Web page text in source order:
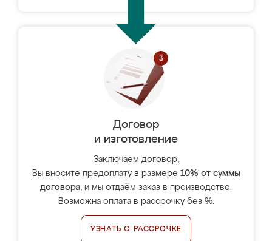
Договор
и изготовление
Заключаем договор,
Вы вносите предоплату в размере 10% от суммы
договора, и мы отдаём заказ в производство.
Возможна оплата в рассрочку без %.
УЗНАТЬ О РАССРОЧКЕ